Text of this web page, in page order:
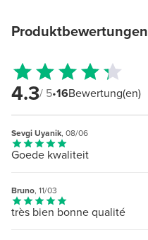
Produktbewertungen
4.3/ 5•16Bewertung(en)
Sevgi Uyanik, 08/06
Goede kwaliteit
Bruno, 11/03
très bien bonne qualité